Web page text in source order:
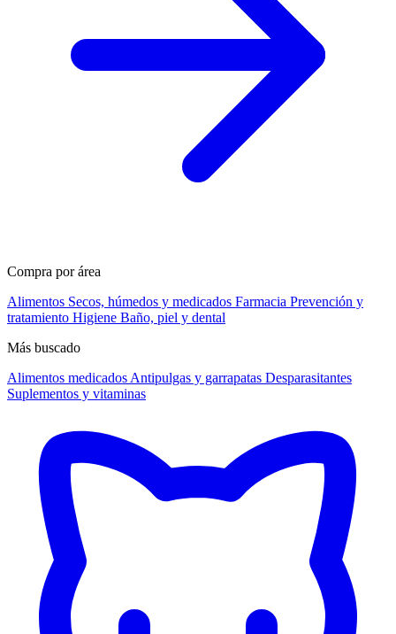
Compra por área
Alimentos Secos, húmedos y medicados Farmacia Prevención y
tratamiento Higiene Baño, piel y dental
Más buscado
Alimentos medicados Antipulgas y garrapatas Desparasitantes
Suplementos y vitaminas